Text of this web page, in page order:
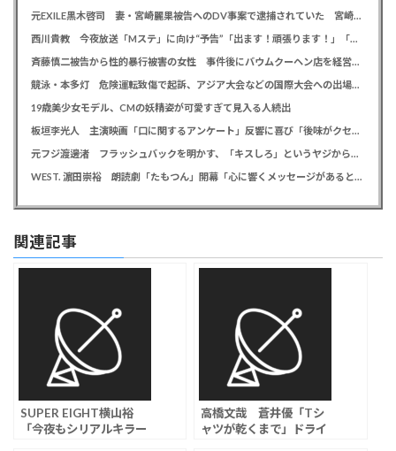
元EXILE黒木啓司 妻・宮崎麗果被告へのDV事案で逮捕されていた 宮崎は全身打撲、頭部裂傷及び打撲、頸部損傷の怪我
西川貴教 今夜放送「Mステ」に向け“予告”「出ます！頑張ります！」「恐らくアレも着ます！」
斉藤慎二被告から性的暴行被害の女性 事件後にバウムクーヘン店を経営やTikTokでライブ配信する姿に「言葉にできない悔しさと怒り」
競泳・本多灯 危険運転致傷で起訴、アジア大会などの国際大会への出場を辞退
19歳美少女モデル、CMの妖精姿が可愛すぎて見入る人続出
板垣李光人 主演映画「口に関するアンケート」反響に喜び「後味がクセになる、と」
元フジ渡邊渚 フラッシュバックを明かす、「キスしろ」というヤジからパニックに… 「1人の人間の人生に、当たり前の生活を奪った人が全て悪い」
WEST. 濵田崇裕 朗読劇「たもつん」開幕「心に響くメッセージがあると感じています」
関連記事
SUPER EIGHT横山裕
「今夜もシリアルキラー
高橋文哉 蒼井優「Tシ
ャツが乾くまで」ドライ